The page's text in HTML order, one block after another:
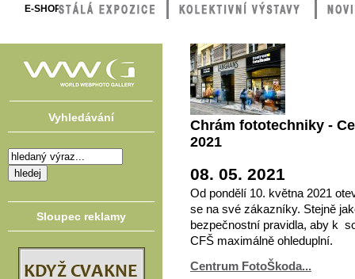
Vyhledávání
Sloupec reklamy
Chrám fototechniky -
2021
08. 05. 2021
Od pondělí 10. května 2021
se na své zákazníky. Stejně
bezpečnostní pravidla, aby k
CFŠ maximálně ohleduplní.
Centrum FotoŠkoda...
E-SHOP